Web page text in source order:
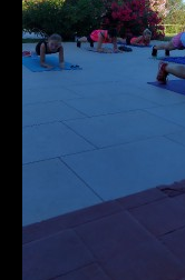
KE STAŽENÍ
ONLINE LEKCE CVIČENÍ